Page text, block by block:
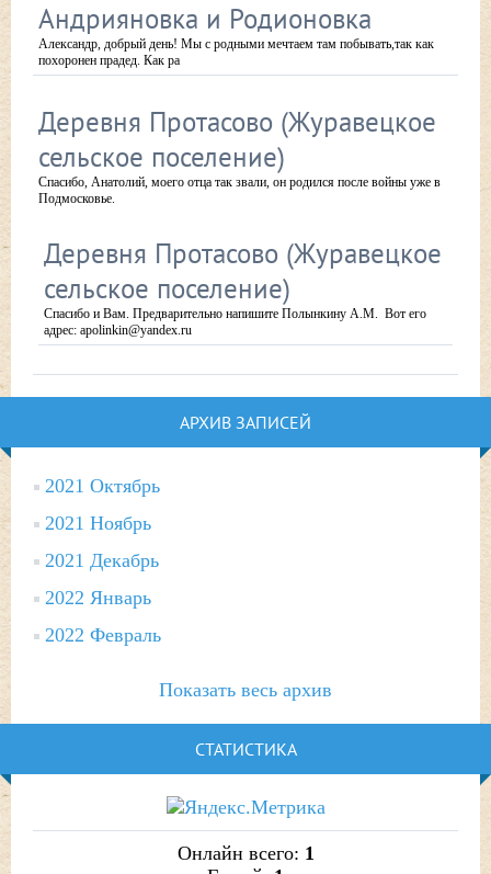
Андрияновка и Родионовка
Александр, добрый день! Мы с родными мечтаем там побывать,так как
похоронен прадед. Как ра
Деревня Протасово (Журавецкое
сельское поселение)
Спасибо, Анатолий, моего отца так звали, он родился после войны уже в
Подмосковье.
Деревня Протасово (Журавецкое
сельское поселение)
Спасибо и Вам. Предварительно напишите Полынкину А.М. Вот его
адрес: apolinkin@yandex.ru
АРХИВ ЗАПИСЕЙ
2021 Октябрь
2021 Ноябрь
2021 Декабрь
2022 Январь
2022 Февраль
Показать весь архив
СТАТИСТИКА
Онлайн всего: 1